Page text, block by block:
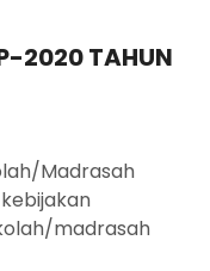
2020 TAHUN
Madrasah
madrasah